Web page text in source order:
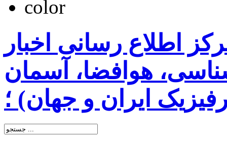
اطلاع رسانی اخبار
هوافضا، آسمان
ایران و جهان) ؛